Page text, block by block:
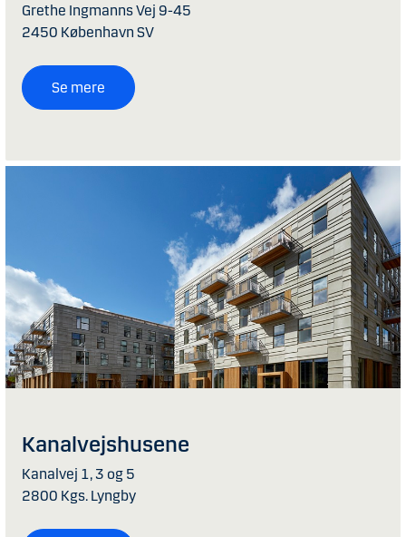
Grethe Ingmanns Vej 9-45
2450 København SV
Se mere
Kanalvejshusene
Kanalvej 1, 3 og 5
2800 Kgs. Lyngby